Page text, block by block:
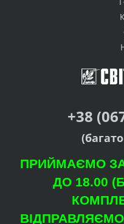
+38
ПРИЙМАЄМО
ДО 18.00